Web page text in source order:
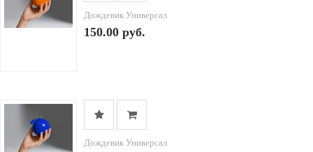
Дождевик Универсал
150.00 руб.
Дождевик Универсал